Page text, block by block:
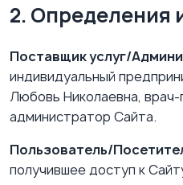
2. Определения
Поставщик услуг/
индивидуальный
Любовь Николаевна,
администратор Сайта.
Пользователь/
получившее доступ к